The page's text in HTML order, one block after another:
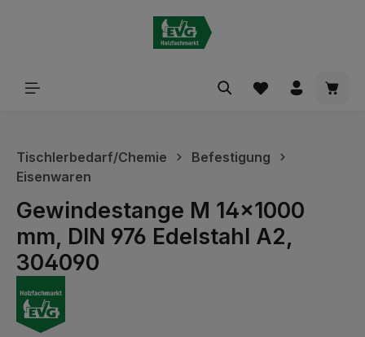
Tischlerbedarf/Chemie
Befestigung
Eisenwaren
Gewindestange M 14x1000
mm, DIN 976 Edelstahl A2,
304090